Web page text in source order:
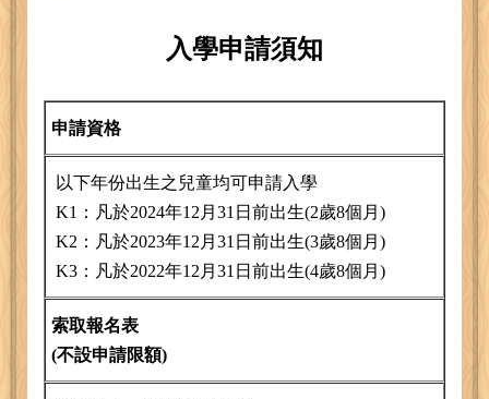
入學申請須知
申請資格
以下年份出生之兒童均可申請入學
K1：凡於2024年12月31日前出生(2歲8個月)
K2：凡於2023年12月31日前出生(3歲8個月)
K3：凡於2022年12月31日前出生(4歲8個月)
索取報名表
(不設申請限額)